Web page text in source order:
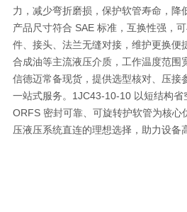
力 ，减少弯折磨损，保护软管寿命，降
产品尺寸符合 SAE 标准， 互换性强 ，
件、接头、法兰无缝对接，维护更换便
合成油等主流液压介质，工作温度范围
信德迈常备现货，提供选型核对、压接
一站式服务。1JC43-10-10 以短结构省
ORFS 密封可靠、可旋转护软管为核心
压液压系统直连的理想选择，助力设备